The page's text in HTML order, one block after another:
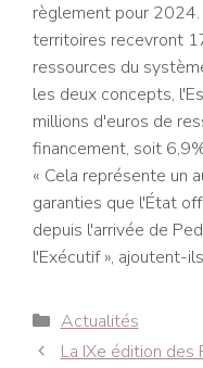
règlement pour 2024.
territoires recevront
ressources du
les deux concepts,
millions d'euros de
financement, soit
« Cela représente un
garanties que l'État
depuis l'arrivée de
l'Exécutif », ajoutent-
Catégories
Actualités
Navigation
La IXe édition des